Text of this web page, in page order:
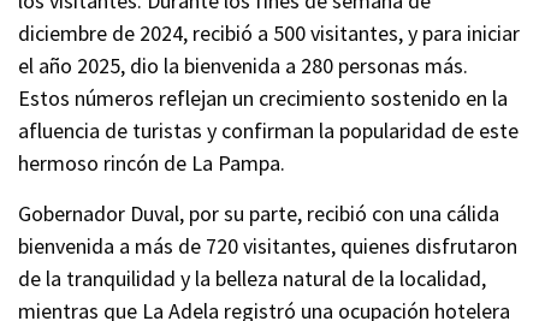
diciembre de 2024, recibió a 500 visitantes, y para iniciar
el año 2025, dio la bienvenida a 280 personas más.
Estos números reflejan un crecimiento sostenido en la
afluencia de turistas y confirman la popularidad de este
hermoso rincón de La Pampa.
Gobernador Duval, por su parte, recibió con una cálida
bienvenida a más de 720 visitantes, quienes disfrutaron
de la tranquilidad y la belleza natural de la localidad,
mientras que La Adela registró una ocupación hotelera